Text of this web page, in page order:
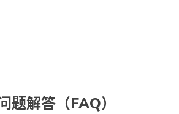
题解答（FAQ）